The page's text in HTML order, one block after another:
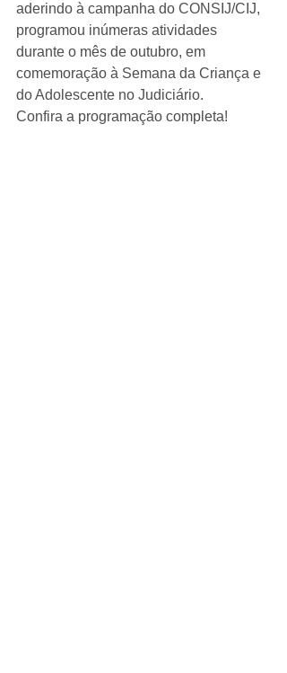
aderindo à campanha do CONSIJ/CIJ,
programou inúmeras atividades
durante o mês de outubro, em
comemoração à Semana da Criança e
do Adolescente no Judiciário.
Confira a programação completa!